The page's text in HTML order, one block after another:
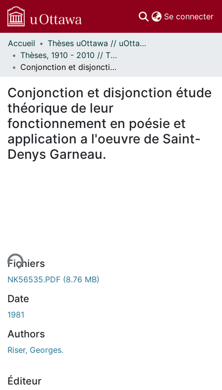
Se connecter
Communautés
et collections
Parcourir
À propos
Accueil
Thèses uOttawa // uOttawa Theses
Thèses, 1910 - 2010 // Theses, 1910 - 2010
Conjonction et disjonction étude théorique de leur fonctionnement en poésie et application a l'oeuvre de Saint-Denys Garneau.
Conjonction et disjonction étude
théorique de leur
fonctionnement en poésie et
application a l'oeuvre de Saint-
Denys Garneau.
Fichiers
NK56535.PDF (8.76 MB)
Date
1981
Authors
Riser, Georges.
Éditeur